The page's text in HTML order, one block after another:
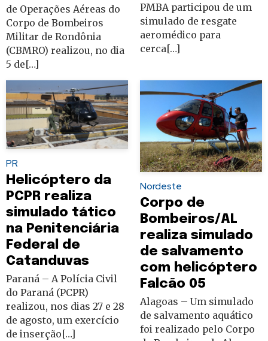
de Operações Aéreas do
Corpo de Bombeiros
Militar de Rondônia
(CBMRO) realizou, no dia
5 de[…]
PMBA participou de um
simulado de resgate
aeromédico para
cerca[…]
PR
Helicóptero da
PCPR realiza
simulado tático
na Penitenciária
Federal de
Catanduvas
Paraná – A Polícia Civil
do Paraná (PCPR)
realizou, nos dias 27 e 28
de agosto, um exercício
de inserção[…]
Nordeste
Corpo de
Bombeiros/AL
realiza simulado
de salvamento
com helicóptero
Falcão 05
Alagoas – Um simulado
de salvamento aquático
foi realizado pelo Corpo